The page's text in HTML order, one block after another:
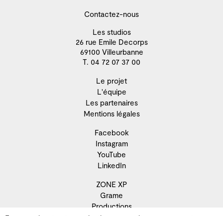
Contactez-nous
Les studios
26 rue Emile Decorps
69100 Villeurbanne
T. 04 72 07 37 00
Le projet
L'équipe
Les partenaires
Mentions légales
Facebook
Instagram
YouTube
LinkedIn
ZONE XP
Grame
Productions